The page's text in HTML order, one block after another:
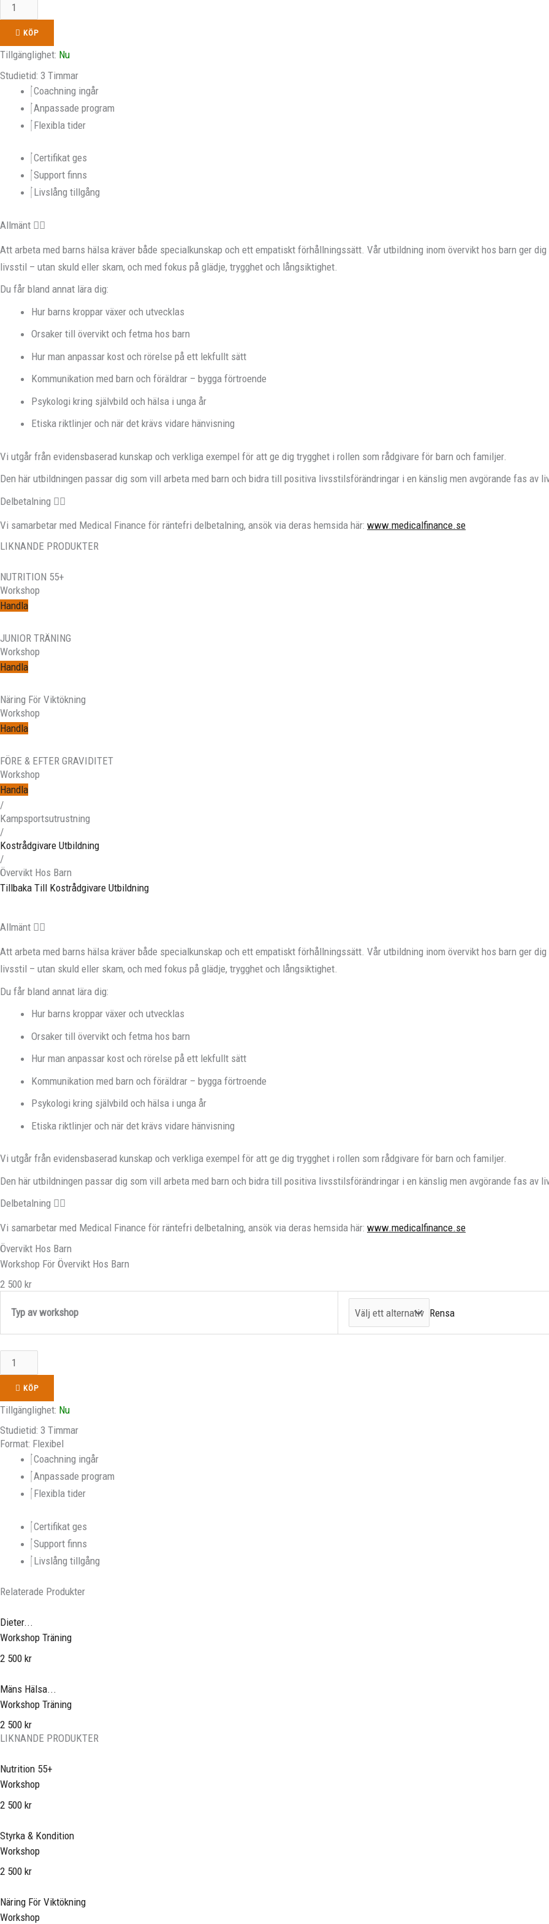
KÖP
Tillgänglighet: Nu
Studietid: 3 Timmar
Coachning ingår
Anpassade program
Flexibla tider
Certifikat ges
Support finns
Livslång tillgång
Allmänt
Att arbeta med barns hälsa kräver både specialkunskap och ett empatiskt förhållningssätt. Vår utbildning inom övervikt hos barn ger
livsstil – utan skuld eller skam, och med fokus på glädje, trygghet och långsiktighet.
Du får bland annat lära dig:
Hur barns kroppar växer och utvecklas
Orsaker till övervikt och fetma hos barn
Hur man anpassar kost och rörelse på ett lekfullt sätt
Kommunikation med barn och föräldrar – bygga förtroende
Psykologi kring självbild och hälsa i unga år
Etiska riktlinjer och när det krävs vidare hänvisning
Vi utgår från evidensbaserad kunskap och verkliga exempel för att ge dig trygghet i rollen som rådgivare för barn och familjer.
Den här utbildningen passar dig som vill arbeta med barn och bidra till positiva livsstilsförändringar i en känslig men avgörande fas av
Delbetalning
Vi samarbetar med Medical Finance för räntefri delbetalning, ansök via deras hemsida här: www.medicalfinance.se
LIKNANDE PRODUKTER
NUTRITION 55+
Workshop
Handla
JUNIOR TRÄNING
Workshop
Handla
Näring För Viktökning
Workshop
Handla
FÖRE & EFTER GRAVIDITET
Workshop
Handla
/
Kampsportsutrustning
/
Kostrådgivare Utbildning
/
Övervikt Hos Barn
Tillbaka Till Kostrådgivare Utbildning
Allmänt
Att arbeta med barns hälsa kräver både specialkunskap och ett empatiskt förhållningssätt. Vår utbildning inom övervikt hos barn ger
livsstil – utan skuld eller skam, och med fokus på glädje, trygghet och långsiktighet.
Du får bland annat lära dig:
Hur barns kroppar växer och utvecklas
Orsaker till övervikt och fetma hos barn
Hur man anpassar kost och rörelse på ett lekfullt sätt
Kommunikation med barn och föräldrar – bygga förtroende
Psykologi kring självbild och hälsa i unga år
Etiska riktlinjer och när det krävs vidare hänvisning
Vi utgår från evidensbaserad kunskap och verkliga exempel för att ge dig trygghet i rollen som rådgivare för barn och familjer.
Den här utbildningen passar dig som vill arbeta med barn och bidra till positiva livsstilsförändringar i en känslig men avgörande fas av
Delbetalning
Vi samarbetar med Medical Finance för räntefri delbetalning, ansök via deras hemsida här: www.medicalfinance.se
Övervikt Hos Barn
Workshop För Övervikt Hos Barn
2 500 kr
Typ av workshop Rensa
KÖP
Tillgänglighet: Nu
Studietid: 3 Timmar
Format: Flexibel
Coachning ingår
Anpassade program
Flexibla tider
Certifikat ges
Support finns
Livslång tillgång
Relaterade Produkter
Dieter...
Workshop Träning
2 500 kr
Mäns Hälsa...
Workshop Träning
2 500 kr
LIKNANDE PRODUKTER
Nutrition 55+
Workshop
2 500 kr
Styrka & Kondition
Workshop
2 500 kr
Näring För Viktökning
Workshop